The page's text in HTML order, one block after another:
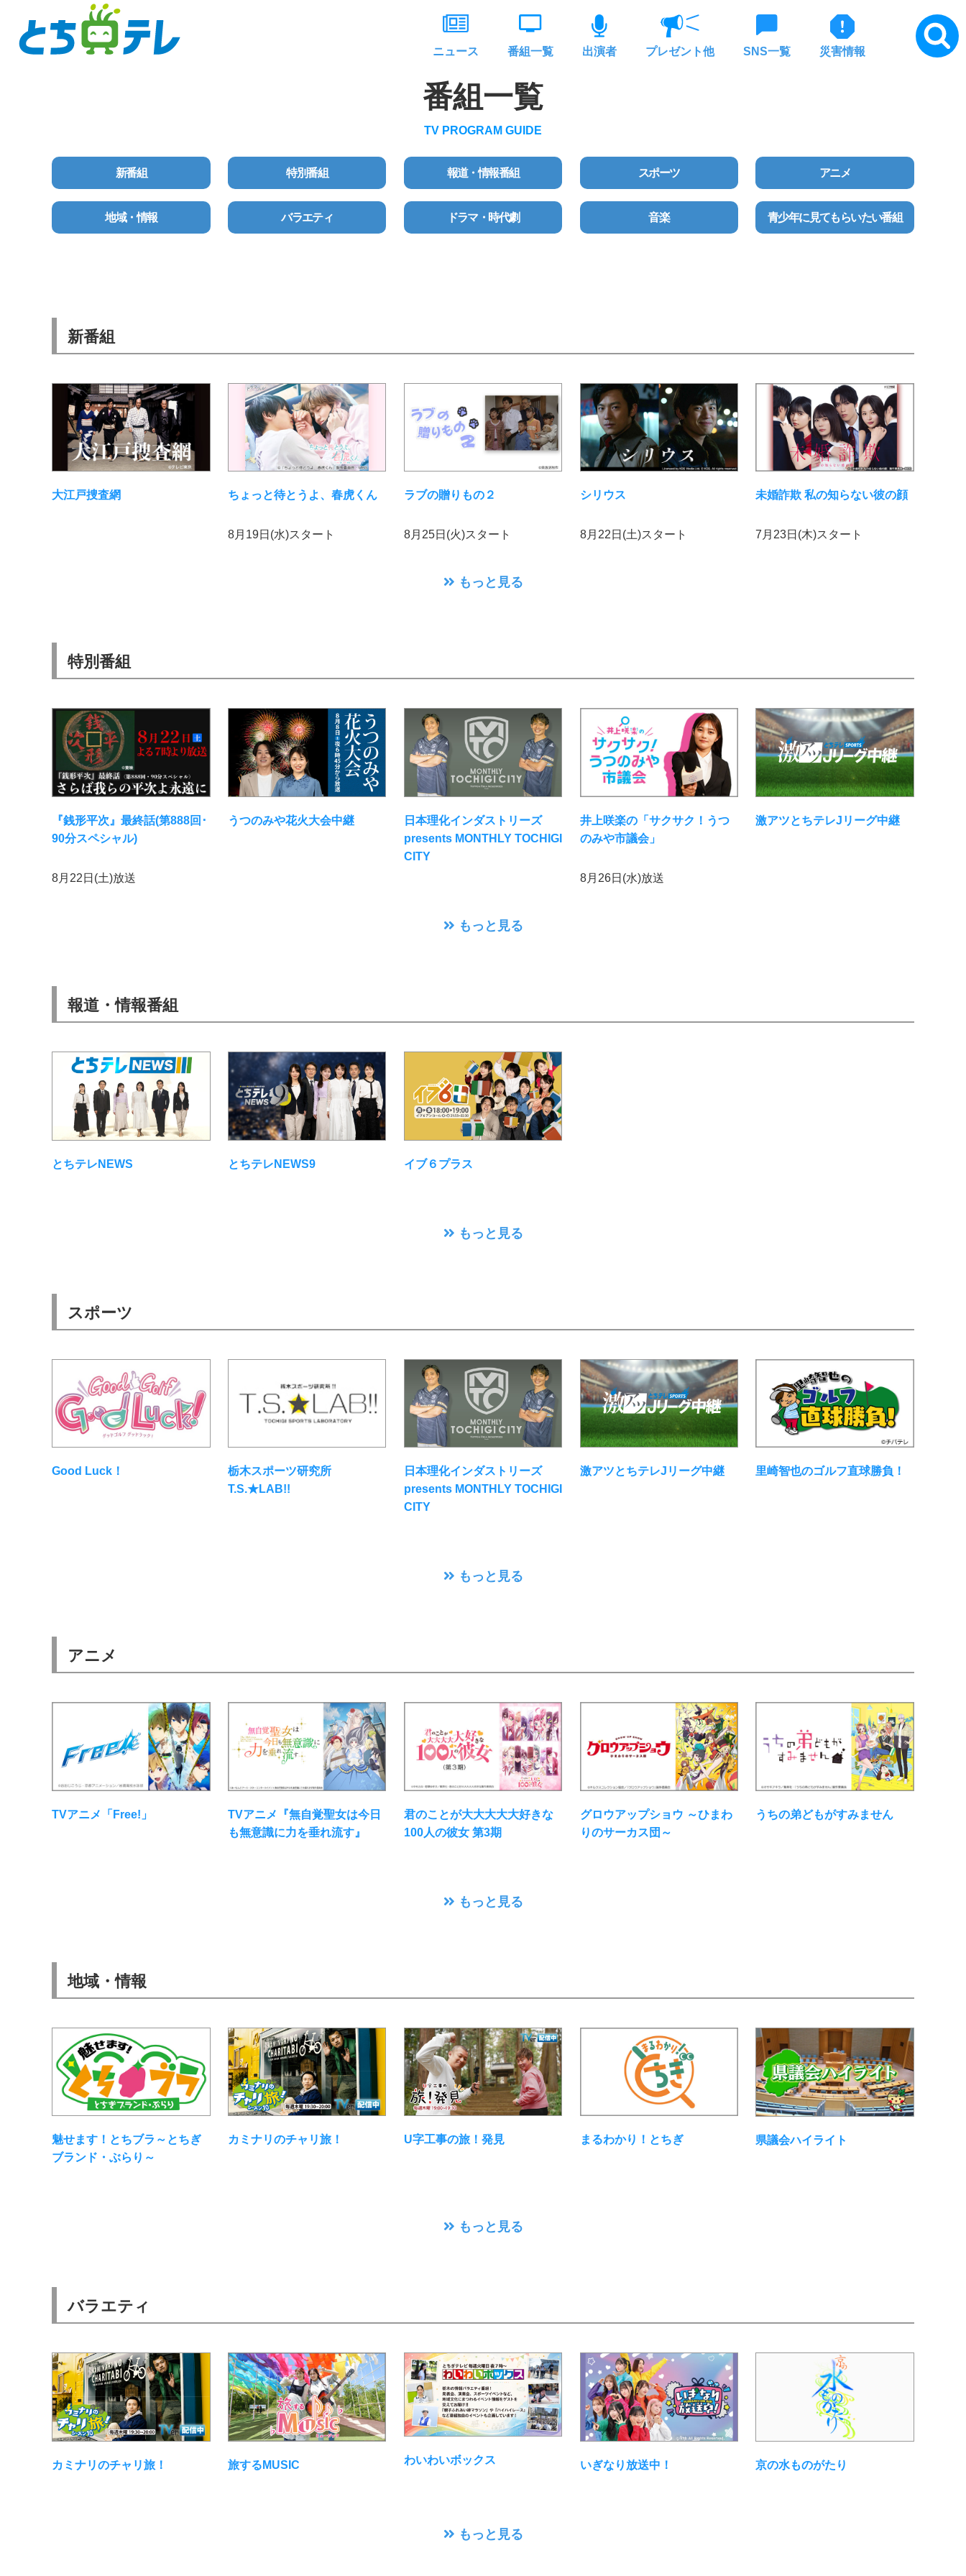
ニュース 番組一覧 出演者 プレゼント他 SNS一覧 災害情報
番組一覧
TV PROGRAM GUIDE
新番組 特別番組 報道・情報番組 スポーツ アニメ
地域・情報 バラエティ ドラマ・時代劇 音楽 青少年に見てもらいたい番組
新番組
大江戸捜査網 ちょっと待とうよ、春虎くん
8月19日(水)スタート
ラブの贈りもの２
8月25日(火)スタート
シリウス
8月22日(土)スタート
未婚詐欺 私の知らない彼の顔
7月23日(木)スタート
もっと見る
特別番組
『銭形平次』最終話(第888回･
90分スペシャル)
8月22日(土)放送
うつのみや花火大会中継
日本理化インダストリーズ
presents MONTHLY TOCHIGI
CITY
井上咲楽の「サクサク！うつ
のみや市議会」
8月26日(水)放送
激アツとちテレJリーグ中継
もっと見る
報道・情報番組
とちテレNEWS とちテレNEWS9 イブ６プラス
もっと見る
スポーツ
Good Luck！
栃木スポーツ研究所
T.S.★LAB!!
日本理化インダストリーズ
presents MONTHLY TOCHIGI
CITY
激アツとちテレJリーグ中継 里崎智也のゴルフ直球勝負！
もっと見る
アニメ
TVアニメ「Free!」
TVアニメ『無自覚聖女は今日
も無意識に力を垂れ流す』
君のことが大大大大大好きな
100人の彼女 第3期
グロウアップショウ ～ひまわ
りのサーカス団～
うちの弟どもがすみません
もっと見る
地域・情報
魅せます！とちブラ～とちぎ
ブランド・ぶらり～
カミナリのチャリ旅！ U字工事の旅！発見 まるわかり！とちぎ 県議会ハイライト
もっと見る
バラエティ
カミナリのチャリ旅！ 旅するMUSIC わいわいボックス いぎなり放送中！ 京の水ものがたり
もっと見る